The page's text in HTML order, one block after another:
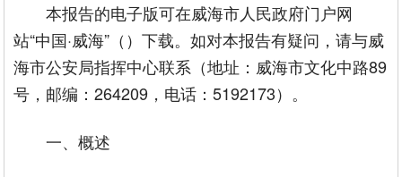
本报告的电子版可在威海市人民政府门户网
站“中国·威海”（ ）下载。如对本报告有疑问，请与威
海市公安局指挥中心联系（地址：威海市文化中路89
号，邮编：264209，电话：5192173）。
一、概述